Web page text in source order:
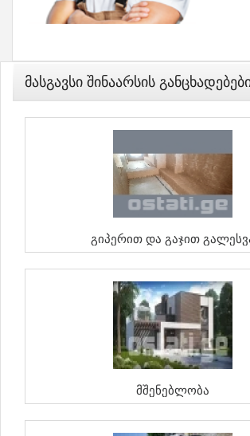
Მასგავსი Შინაარსის
Გიპერით Და Გაჯით
Მშენებლობა